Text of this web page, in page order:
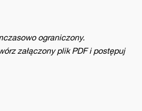
ograniczony.
załączony plik PDF i postępuj